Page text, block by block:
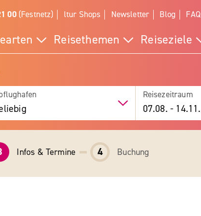
00(Festnetz) ltur Shops Newsletter Blog FAQ
Reisethemen Reiseziele
Reisezeitraum
07.08. - 14.11.
Infos & Termine 4 Buchung